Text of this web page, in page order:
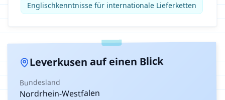
Englischkenntnisse für internationale Lieferketten
Leverkusen auf einen Blick
Bundesland
Nordrhein-Westfalen